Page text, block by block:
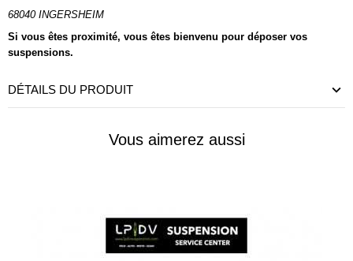
68040 INGERSHEIM
Si vous êtes proximité, vous êtes bienvenu pour déposer vos
suspensions.
DÉTAILS DU PRODUIT
Vous aimerez aussi